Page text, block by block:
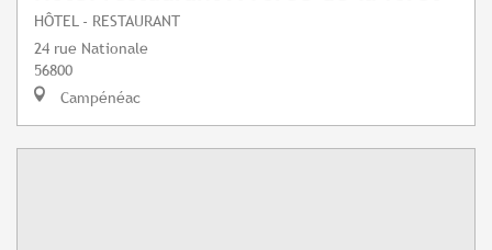
HÔTEL - RESTAURANT
24 rue Nationale
56800
Campénéac